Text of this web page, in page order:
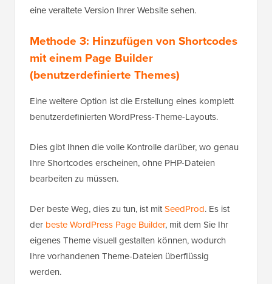
eine veraltete Version Ihrer Website sehen.
Methode 3: Hinzufügen von Shortcodes
mit einem Page Builder
(benutzerdefinierte Themes)
Eine weitere Option ist die Erstellung eines komplett
benutzerdefinierten WordPress-Theme-Layouts.
Dies gibt Ihnen die volle Kontrolle darüber, wo genau
Ihre Shortcodes erscheinen, ohne PHP-Dateien
bearbeiten zu müssen.
Der beste Weg, dies zu tun, ist mitSeedProd. Es ist
der beste WordPress Page Builder, mit dem Sie Ihr
eigenes Theme visuell gestalten können, wodurch
Ihre vorhandenen Theme-Dateien überflüssig
werden.